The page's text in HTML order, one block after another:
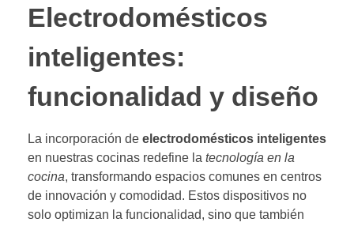
Electrodomésticos
inteligentes:
funcionalidad y diseño
La incorporación de electrodomésticos inteligentes
en nuestras cocinas redefine la tecnología en la
cocina, transformando espacios comunes en centros
de innovación y comodidad. Estos dispositivos no
solo optimizan la funcionalidad, sino que también